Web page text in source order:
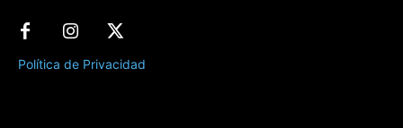
Política de Privacidad